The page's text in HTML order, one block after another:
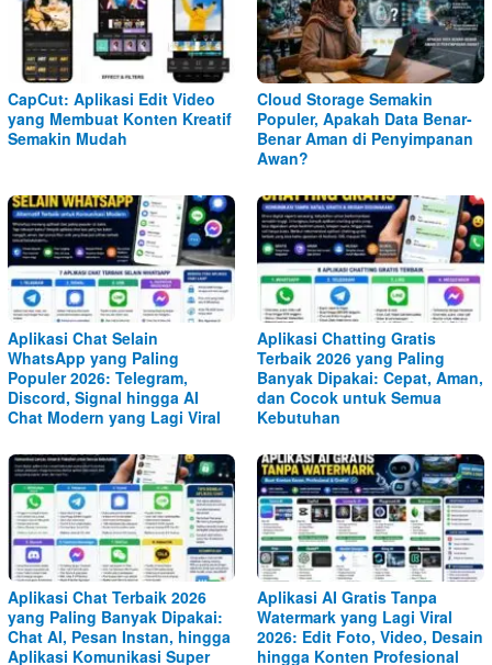
CapCut: Aplikasi Edit Video
yang Membuat Konten Kreatif
Semakin Mudah
Cloud Storage Semakin
Populer, Apakah Data Benar-
Benar Aman di Penyimpanan
Awan?
Aplikasi Chat Selain
WhatsApp yang Paling
Populer 2026: Telegram,
Discord, Signal hingga AI
Chat Modern yang Lagi Viral
Aplikasi Chatting Gratis
Terbaik 2026 yang Paling
Banyak Dipakai: Cepat, Aman,
dan Cocok untuk Semua
Kebutuhan
Aplikasi Chat Terbaik 2026
yang Paling Banyak Dipakai:
Chat AI, Pesan Instan, hingga
Aplikasi Komunikasi Super
Aplikasi AI Gratis Tanpa
Watermark yang Lagi Viral
2026: Edit Foto, Video, Desain
hingga Konten Profesional